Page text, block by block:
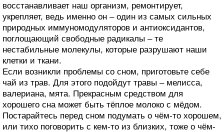
восстанавливает наш организм, ремонтирует,
укрепляет, ведь именно он – один из самых сильных
природных иммуномодуляторов и антиоксидантов,
поглощающий свободные радикалы – те
нестабильные молекулы, которые разрушают наши
клетки и ткани.
Если возникли проблемы со сном, приготовьте себе
чай из трав. Для этого подойдут травы – мелисса,
валериана, мята. Прекрасным средством для
хорошего сна может быть тёплое молоко с мёдом.
Постарайтесь перед сном подумать о чём-то хорошем,
или тихо поговорить с кем-то из близких, тоже о чём-